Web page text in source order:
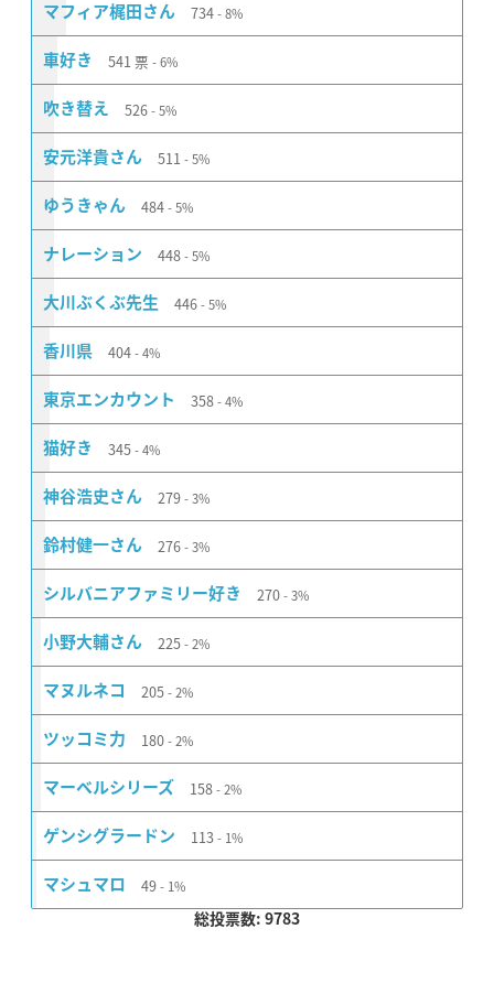
マフィア梶田さん 734 8%
車好き 541 票 6%
吹き替え 526 5%
安元洋貴さん 511 5%
ゆうきゃん 484 5%
ナレーション 448 5%
大川ぶくぶ先生 446 5%
香川県 404 4%
東京エンカウント 358 4%
猫好き 345 4%
神谷浩史さん 279 3%
鈴村健一さん 276 3%
シルバニアファミリー好き 270 3%
小野大輔さん 225 2%
マヌルネコ 205 2%
ツッコミ力 180 2%
マーベルシリーズ 158 2%
ゲンシグラードン 113 1%
マシュマロ 49 1%
総投票数: 9783